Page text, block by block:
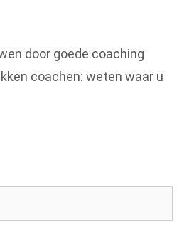
door goede coaching
coachen: weten waar u